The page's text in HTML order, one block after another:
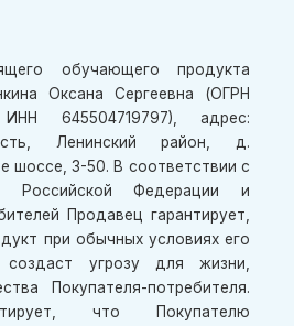
обучающего продукта
Оксана Сергеевна (ОГРН
ИНН 645504719797), адрес:
Ленинский район, д.
шоссе, 3-50. В соответствии с
Российской Федерации и
Продавец гарантирует,
при обычных условиях его
создаст угрозу для жизни,
Покупателя-потребителя.
что Покупателю